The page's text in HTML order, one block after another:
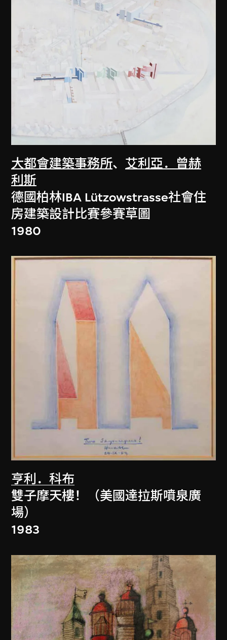
大都會建築事務所、 艾利亞．曾赫
利斯
德國柏林IBA Lützowstrasse社會住
房建築設計比賽參賽草圖
1980
亨利．科布
雙子摩天樓！（美國達拉斯噴泉廣
場）
1983